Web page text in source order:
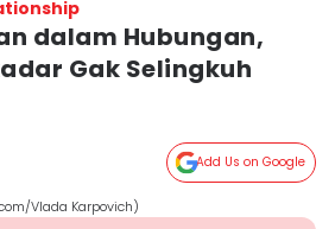
dalam Hubungan,
Gak Selingkuh
Add Us on Google
Vlada Karpovich)